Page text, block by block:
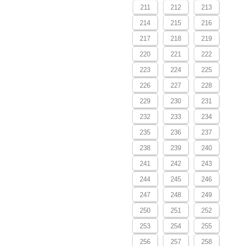
211 212 213
214 215 216
217 218 219
220 221 222
223 224 225
226 227 228
229 230 231
232 233 234
235 236 237
238 239 240
241 242 243
244 245 246
247 248 249
250 251 252
253 254 255
256 257 258